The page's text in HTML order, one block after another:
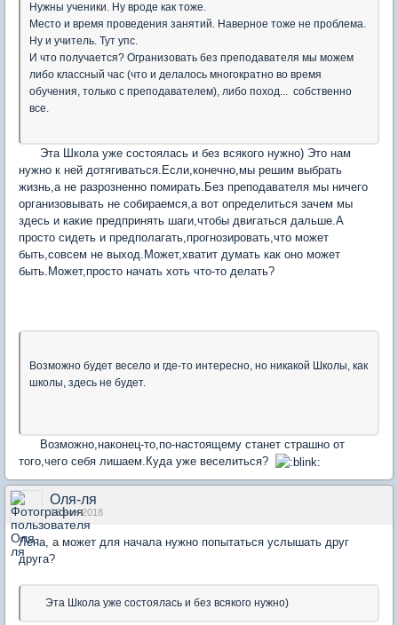
Нужны ученики. Ну вроде как тоже.
Место и время проведения занятий. Наверное тоже не проблема.
Ну и учитель. Тут упс.
И что получается? Огранизовать без преподавателя мы можем
либо классный час (что и делалось многократно во время
обучения, только с преподавателем), либо поход... собственно
все.
Эта Школа уже состоялась и без всякого нужно) Это нам
нужно к ней дотягиваться.Если,конечно,мы решим выбрать
жизнь,а не разрозненно помирать.Без преподавателя мы ничего
организовывать не собираемся,а вот определиться зачем мы
здесь и какие предпринять шаги,чтобы двигаться дальше.А
просто сидеть и предполагать,прогнозировать,что может
быть,совсем не выход.Может,хватит думать как оно может
быть.Может,просто начать хоть что-то делать?
Возможно будет весело и где-то интересно, но никакой Школы, как
школы, здесь не будет.
Возможно,наконец-то,по-настоящему станет страшно от
того,чего себя лишаем.Куда уже веселиться?
Оля-ля
16 ноя 2018
Лена, а может для начала нужно попытаться услышать друг
друга?
Эта Школа уже состоялась и без всякого нужно)